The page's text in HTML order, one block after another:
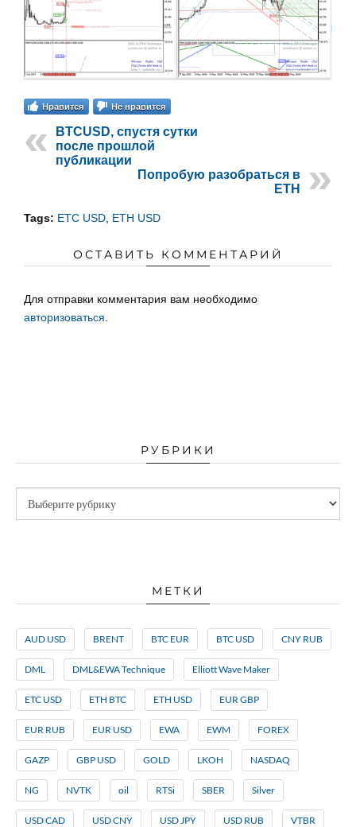
Нравится Не нравится
BTCUSD, спустя сутки
после прошлой
публикации
Попробую разобраться в
ETH
Tags: ETC USD ETH USD
ОСТАВИТЬ КОММЕНТАРИЙ
Для отправки комментария вам необходимо
авторизоваться
РУБРИКИ
МЕТКИ
AUD USD BRENT BTC EUR BTC USD CNY RUB
DML DML&EWA Technique Elliott Wave Maker
ETC USD ETH BTC ETH USD EUR GBP
EUR RUB EUR USD EWA EWM FOREX
GAZP GBP USD GOLD LKOH NASDAQ
NG NVTK oil RTSi SBER Silver
USD CAD USD CNY USD JPY USD RUB VTBR